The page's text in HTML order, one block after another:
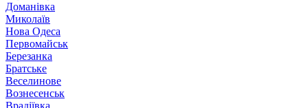
Доманівка
Миколаїв
Нова Одеса
Первомайськ
Березанка
Братське
Веселинове
Вознесенськ
Врадіївка